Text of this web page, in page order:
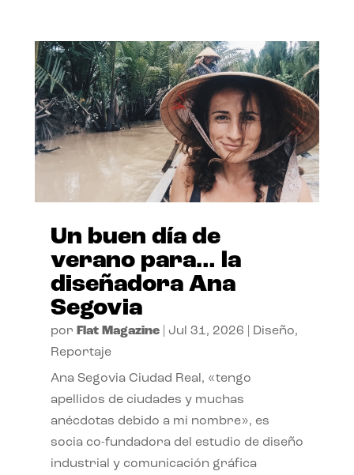
Un buen día de
verano para… la
diseñadora Ana
Segovia
por Flat Magazine| Jul 31, 2026 Diseño,
Reportaje
Ana Segovia Ciudad Real, «tengo
apellidos de ciudades y muchas
anécdotas debido a mi nombre», es
socia co-fundadora del estudio de diseño
industrial y comunicación gráfica